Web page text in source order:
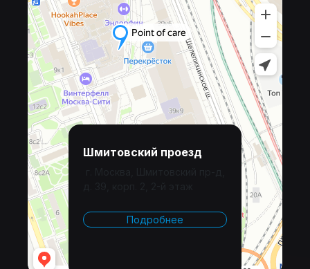
Шмитовский проезд
Подробнее